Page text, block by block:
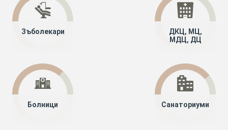
Зъболекари
ДКЦ, МЦ,
МДЦ, ДЦ
Болници Санаториуми